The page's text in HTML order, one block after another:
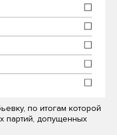
по итогам которой
партий, допущенных